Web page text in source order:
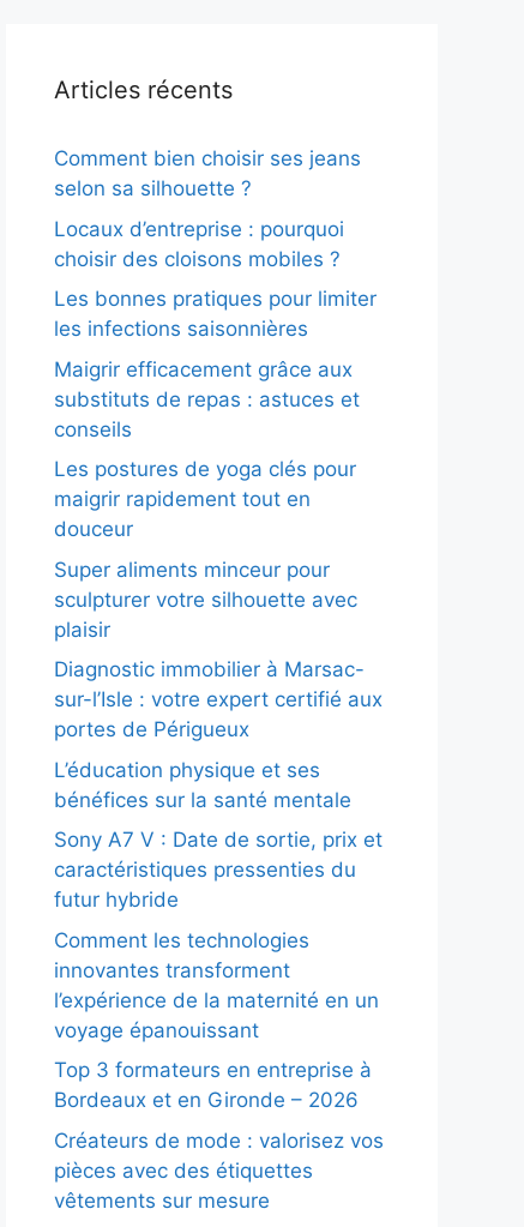
Articles récents
Comment bien choisir ses jeans
selon sa silhouette ?
Locaux d’entreprise : pourquoi
choisir des cloisons mobiles ?
Les bonnes pratiques pour limiter
les infections saisonnières
Maigrir efficacement grâce aux
substituts de repas : astuces et
conseils
Les postures de yoga clés pour
maigrir rapidement tout en
douceur
Super aliments minceur pour
sculpturer votre silhouette avec
plaisir
Diagnostic immobilier à Marsac-
sur-l’Isle : votre expert certifié aux
portes de Périgueux
L’éducation physique et ses
bénéfices sur la santé mentale
Sony A7 V : Date de sortie, prix et
caractéristiques pressenties du
futur hybride
Comment les technologies
innovantes transforment
l’expérience de la maternité en un
voyage épanouissant
Top 3 formateurs en entreprise à
Bordeaux et en Gironde – 2026
Créateurs de mode : valorisez vos
pièces avec des étiquettes
vêtements sur mesure